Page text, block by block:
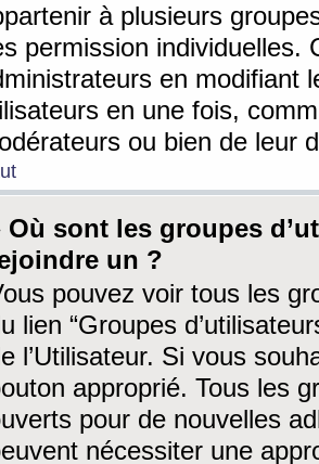
à plusieurs
permission individuelles.
en modifiant
en une fois,
ou bien de leur
Où sont les groupes
un ?
pouvez voir tous les
lien “Groupes
l’Utilisateur. Si vous
approprié. Tous les
pour de nouvelles
nécessiter une